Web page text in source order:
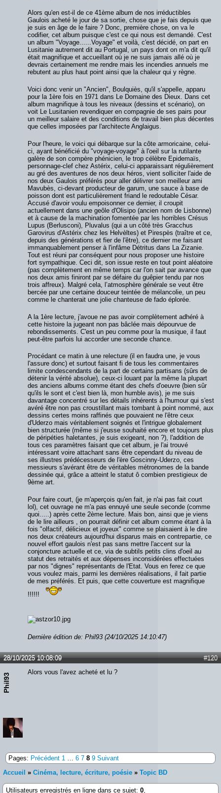
Alors qu'en est-il de ce 41ème album de nos irréductibles
Gaulois acheté le jour de sa sortie, chose que je fais depuis que
je suis en âge de le faire ? Donc, première chose, on va le
codifier, cet album puisque c'est ce qui nous est demandé. C'est
un album "Voyage......Voyage" et voilà, c'est décidé, on part en
Lusitanie autrement dit au Portugal, un pays dont on m'a dit qu'il
était magnifique et accueillant où je ne suis jamais allé où je
devrais certainement me rendre mais les incendies annuels me
rebutent au plus haut point ainsi que la chaleur qui y règne.
Voici donc venir un "Ancien", Boulquiès, qu'il s'appelle, apparu
pour la 1ère fois en 1971 dans Le Domaine des Dieux. Dans cet
album magnifique à tous les niveaux (dessins et scénario), on
voit Le Lusitanien revendiquer en compagnie de ses pairs pour
un meilleur salaire et des conditions de travail bien plus décentes
que celles imposées par l'architecte Anglaigus.
Pour l'heure, le voici qui débarque sur la côte armoricaine, celui-
ci, ayant bénéficié du "voyage-voyage" à l'oeil sur la rutilante
galère de son compère phénicien, le trop célèbre Epidemaïs,
personnage-clef chez Astérix, celui-ci apparaissant régulièrement
au gré des aventures de nos deux héros, vient solliciter l'aide de
nos deux Gaulois préférés pour aller délivrer son meilleur ami
Mavubès, ci-devant producteur de garum, une sauce à base de
poisson dont est particulièrement friand le redoutable César.
Accusé d'avoir voulu empoisonner ce dernier, il croupit
actuellement dans une geôle d'Olisipo (ancien nom de Lisbonne)
et à cause de la machination fomentée par les horribles Crésus
Lupus (Berlusconi), Pluvalus (qui a un côté très Gracchus
Garovirus d'Astérix chez les Helvèltes) et Pirespès (traître et ce,
depuis des générations et fier de l'être), ce dernier me faisant
immanquablement penser à l'infâme Détritus dans La Zizanie.
Tout est réuni par conséquent pour nous proposer une histoire
fort sympathique. Ceci dit, son issue reste en tout point aléatoire
(pas complètement en même temps car l'on sait par avance que
nos deux amis finiront par se défaire du guêpier tendu par nos
trois affreux). Malgré cela, l’atmosphère générale se veut être
bercée par une certaine douceur teintée de mélancolie, un peu
comme le chanterait une jolie chanteuse de fado éplorée.
A la 1ère lecture, j'avoue ne pas avoir complètement adhéré à
cette histoire la jugeant non pas bâclée mais dépourvue de
rebondissements. C'est un peu comme pour la musique, il faut
peut-être parfois lui accorder une seconde chance.
Procédant ce matin à une relecture (il en faudra une, je vous
l'assure donc) et surtout faisant fi de tous les commentaires
limite condescendants de la part de certains partisans (sûrs de
détenir la vérité absolue), ceux-ci louant par la même la plupart
des anciens albums comme étant des chefs d'oeuvre (bien sûr
qu'ils le sont et c'est bien là, mon humble avis), je me suis
davantage concentré sur les détails inhérents à l'humour qui s'est
avéré être non pas croustillant mais tombant à point nommé, aux
dessins certes moins raffinés que pouvaient ne l'être ceux
d'Uderzo mais véritablement soignés et l'intrigue globalement
bien structurée (même si j'eusse souhaité encore et toujours plus
de péripéties haletantes, je suis exigeant, non ?), l'addition de
tous ces paramètres faisant que cet album, je l'ai trouvé
intéressant voire attachant sans être cependant du niveau de
ses illustres prédécesseurs de l'ère Goscinny-Uderzo, ces
messieurs s'avérant être de véritables métronomes de la bande
dessinée qui, grâce a atteint le statut ô combien prestigieux de
9ème art.
Pour faire court, (je m'aperçois qu'en fait, je n'ai pas fait court
lol), cet ouvrage ne m'a pas ennuyé une seule seconde (comme
quoi.....) après cette 2ème lecture. Mais bon, ainsi que je viens
de le lire ailleurs , on pourrait définir cet album comme étant à la
fois "olfactif, délicieux et joyeux" comme se plaisaient à le dire
nos deux créateurs aujourd'hui disparus mais en contrepartie, ce
nouvel effort gaulois n'est pas sans mettre l'accent sur la
conjoncture actuelle et ce, via de subtils petits clins d'oeil au
statut des retraités et aux dépenses inconsidérées effectuées
par nos "dignes" représentants de l'Etat. Vous en ferez ce que
vous voulez mais, parmi les dernières réalisations, il fait partie
de mes préférés. Et puis, que cette couverture est magnifique
!!!!!!
Dernière édition de: Phil93 (24/10/2025 14:10:47)
#120
28/10/2025 10:08:09
Phil93
Alors vous l'avez acheté et lu ?
Pages: Précédent 1 6 7 8 9 Suivant
Accueil » Cinéma, lecture, écriture, poésie » Topic BD
Utilisateurs enregistrés en ligne dans ce sujet: 0